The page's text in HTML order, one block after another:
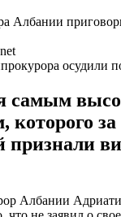
осудили
самым
которого
признали
Албании